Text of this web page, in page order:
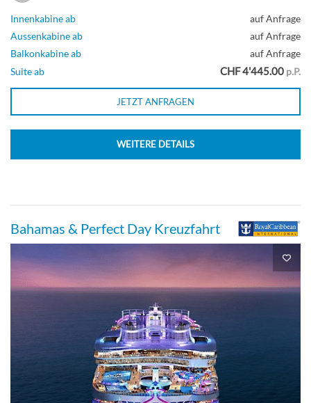
Innenkabine ab
auf Anfrage
Aussenkabine ab
auf Anfrage
Balkonkabine ab
auf Anfrage
Suite ab
CHF 4'445.00 p.P.
JETZT ANFRAGEN
WEITERE DETAILS
Bahamas & Perfect Day Kreuzfahrt